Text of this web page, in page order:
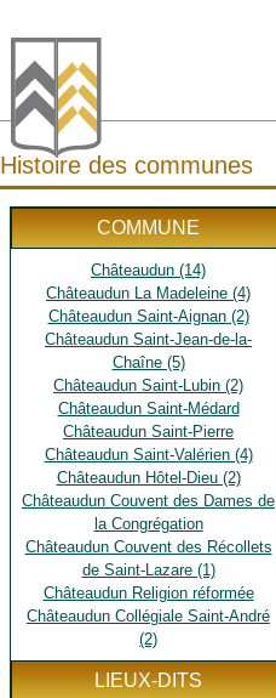
Histoire des communes
COMMUNE
Châteaudun (14)
Châteaudun La Madeleine (4)
Châteaudun Saint-Aignan (2)
Châteaudun Saint-Jean-de-la-
Chaîne (5)
Châteaudun Saint-Lubin (2)
Châteaudun Saint-Médard
Châteaudun Saint-Pierre
Châteaudun Saint-Valérien (4)
Châteaudun Hôtel-Dieu (2)
Châteaudun Couvent des Dames de
la Congrégation
Châteaudun Couvent des Récollets
de Saint-Lazare (1)
Châteaudun Religion réformée
Châteaudun Collégiale Saint-André
(2)
LIEUX-DITS